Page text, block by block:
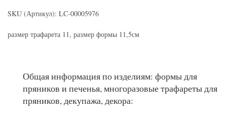
SKU (Артикул): LC-00005976
размер трафарета 11, размер формы 11,5см
Общая информация по изделиям: формы для
пряников и печенья, многоразовые трафареты для
пряников, декупажа, декора: